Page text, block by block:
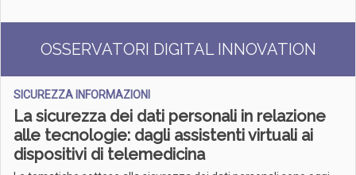
OSSERVATORI DIGITAL INNOVATION
SICUREZZA INFORMAZIONI
La sicurezza dei dati personali in relazione
alle tecnologie: dagli assistenti virtuali ai
dispositivi di telemedicina